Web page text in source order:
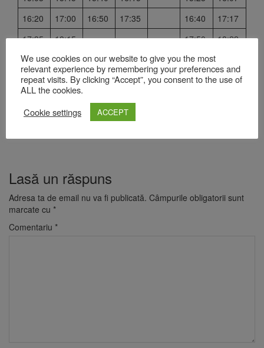
16:20
17:00 16:50 17:35 16:40
17:17
17:35
18:15 17:50
18:22
18:50
19:30 18:55
20:03
20:45 20:10
20:42
23:00
Lasă un răspuns
Adresa ta de email nu va fi publicată. Câmpurile obligatorii sunt
marcate cu *
Comentariu *
We use cookies on our website to give you the most
relevant experience by remembering your preferences and
repeat visits. By clicking “Accept”, you consent to the use of
ALL the cookies.
Cookie settings
ACCEPT